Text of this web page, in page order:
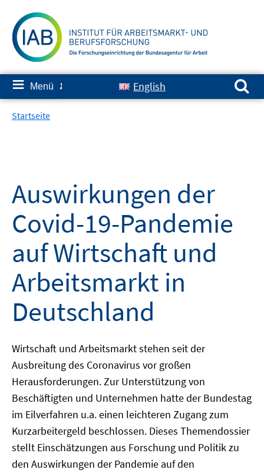
zum
Inhalt
≡ Menü ✘ English
Suchen nach:
Startseite
Auswirkungen der
Covid-19-Pandemie
auf Wirtschaft und
Arbeitsmarkt in
Deutschland
Wirtschaft und Arbeitsmarkt stehen seit der
Ausbreitung des Coronavirus vor großen
Herausforderungen. Zur Unterstützung von
Beschäftigten und Unternehmen hatte der Bundestag
im Eilverfahren u.a. einen leichteren Zugang zum
Kurzarbeitergeld beschlossen. Dieses Themendossier
stellt Einschätzungen aus Forschung und Politik zu
den Auswirkungen der Pandemie auf den